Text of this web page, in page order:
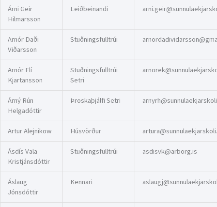
Árni Geir
Hilmarsson
Leiðbeinandi
Arnór Daði
Viðarsson
Stuðningsfulltrúi
Arnór Elí
Kjartansson
Stuðningsfulltrúi
Setri
Árný Rún
Helgadóttir
Þroskaþjálfi Setri
Artur Alejnikow Húsvörður
Ásdís Vala
Kristjánsdóttir
Stuðningsfulltrúi asdisvk@arborg.is
Áslaug
Jónsdóttir
Kennari